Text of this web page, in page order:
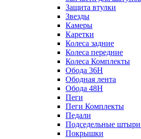
Защита втулки
Звезды
Камеры
Каретки
Колеса задние
Колеса передние
Колеса Комплекты
Обода 36H
Ободная лента
Обода 48H
Пеги
Пеги Комплекты
Педали
Подседельные
Покрышки